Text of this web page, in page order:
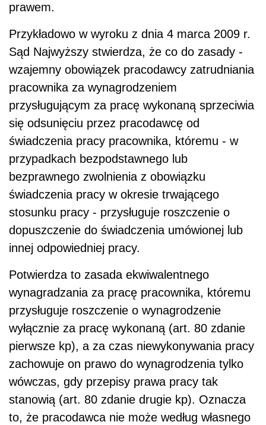
prawem.
Przykładowo w wyroku z dnia 4 marca 2009 r.
Sąd Najwyższy stwierdza, że co do zasady -
wzajemny obowiązek pracodawcy zatrudniania
pracownika za wynagrodzeniem
przysługującym za pracę wykonaną sprzeciwia
się odsunięciu przez pracodawcę od
świadczenia pracy pracownika, któremu - w
przypadkach bezpodstawnego lub
bezprawnego zwolnienia z obowiązku
świadczenia pracy w okresie trwającego
stosunku pracy - przysługuje roszczenie o
dopuszczenie do świadczenia umówionej lub
innej odpowiedniej pracy.
Potwierdza to zasada ekwiwalentnego
wynagradzania za pracę pracownika, któremu
przysługuje roszczenie o wynagrodzenie
wyłącznie za pracę wykonaną (art. 80 zdanie
pierwsze kp), a za czas niewykonywania pracy
zachowuje on prawo do wynagrodzenia tylko
wówczas, gdy przepisy prawa pracy tak
stanowią (art. 80 zdanie drugie kp). Oznacza
to, że pracodawca nie może według własnego